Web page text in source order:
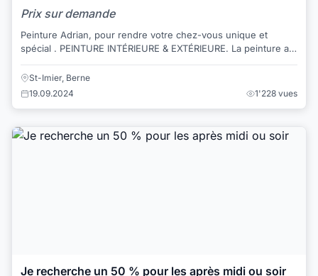
Prix sur demande
Peinture Adrian, pour rendre votre chez-vous unique et
spécial . PEINTURE INTÉRIEURE & EXTÉRIEURE. La peinture a
St-Imier, Berne
19.09.2024
1'228 vues
Je recherche un 50 % pour les après midi ou soir